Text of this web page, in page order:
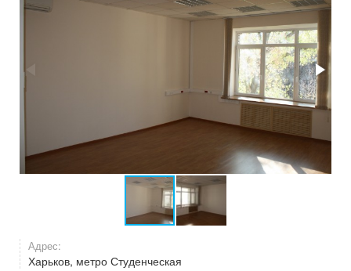
Адрес:
Харьков, метро Студенческая